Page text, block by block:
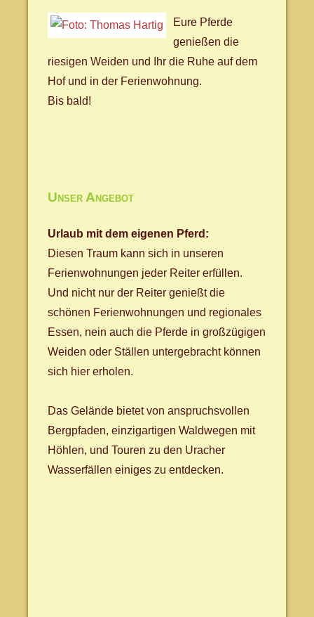
Eure Pferde
genießen die
riesigen Weiden und Ihr die Ruhe auf dem
Hof und in der Ferienwohnung.
Bis bald!
Unser Angebot
Urlaub mit dem eigenen Pferd:
Diesen Traum kann sich in unseren
Ferienwohnungen jeder Reiter erfüllen.
Und nicht nur der Reiter genießt die
schönen Ferienwohnungen und regionales
Essen, nein auch die Pferde in großzügigen
Weiden oder Ställen untergebracht können
sich hier erholen.
Das Gelände bietet von anspruchsvollen
Bergpfaden, einzigartigen Waldwegen mit
Höhlen, und Touren zu den Uracher
Wasserfällen einiges zu entdecken.